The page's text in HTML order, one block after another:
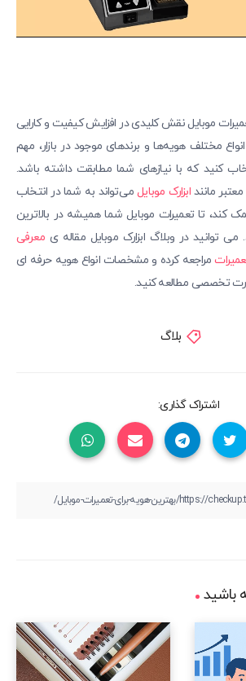
موبایل نقش کلیدی در افزایش کیفیت و کارایی
مختلف هویه‌ها و برندهای موجود در بازار، مهم
کنید که با نیازهای شما مطابقت داشته باشد.
مانندابزارک موبایلمی‌تواند به شما در انتخاب
تا تعمیرات موبایل شما همیشه در بالاترین
توانید در وبلاگ ابزارک موبایل مقاله ی معرفی
مراجعه کرده و مشخصات انواع هویه حرفه ای
تخصصی مطالعه کنید.
بلاگ
اشتراک گذاری:
باشید